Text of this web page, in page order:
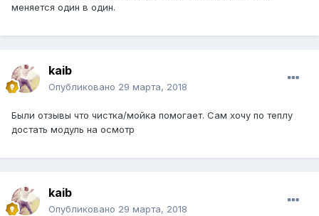
меняется один в один.
kaib
Опубликовано 29 марта, 2018
Были отзывы что чистка/мойка помогает. Сам хочу по теплу
достать модуль на осмотр
kaib
Опубликовано 29 марта, 2018